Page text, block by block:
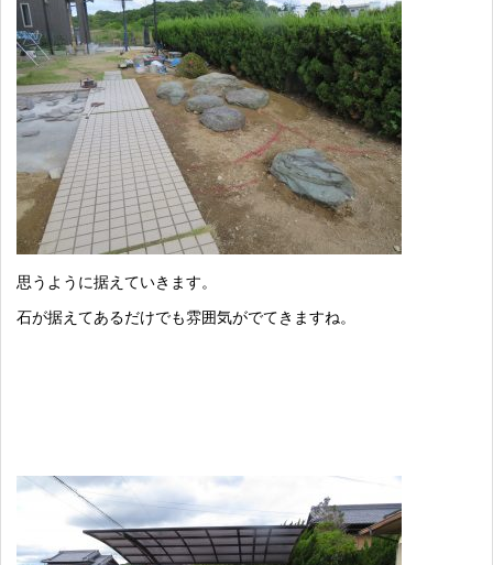
思うように据えていきます。
石が据えてあるだけでも雰囲気がでてきますね。